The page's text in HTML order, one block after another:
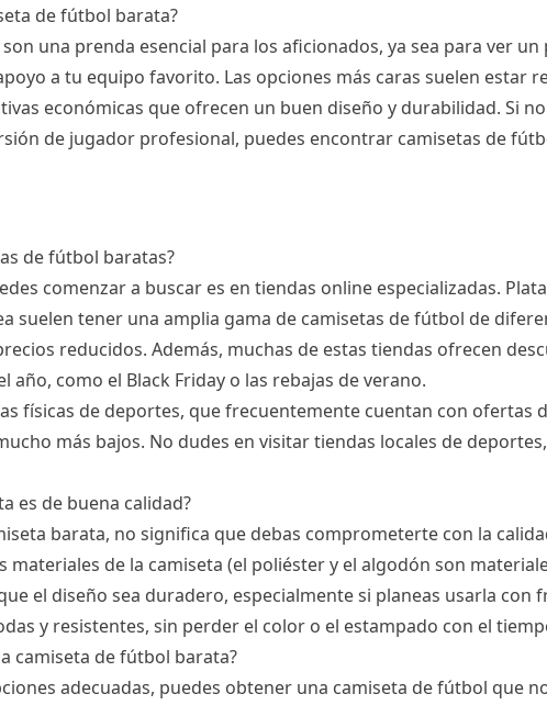
de fútbol barata?
una prenda esencial para los aficionados, ya sea para ver
a tu equipo favorito. Las opciones más caras suelen estar
económicas que ofrecen un buen diseño y durabilidad. Si
de jugador profesional, puedes encontrar camisetas de
de fútbol baratas?
comenzar a buscar es en tiendas online especializadas.
suelen tener una amplia gama de camisetas de fútbol de
reducidos. Además, muchas de estas tiendas ofrecen
año, como el Black Friday o las rebajas de verano.
físicas de deportes, que frecuentemente cuentan con ofertas
más bajos. No dudes en visitar tiendas locales de
es de buena calidad?
barata, no significa que debas comprometerte con la
materiales de la camiseta (el poliéster y el algodón son
el diseño sea duradero, especialmente si planeas usarla con
y resistentes, sin perder el color o el estampado con el
camiseta de fútbol barata?
adecuadas, puedes obtener una camiseta de fútbol que